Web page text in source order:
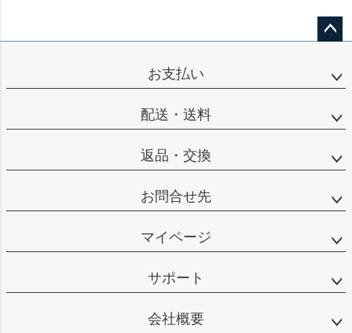
ップ
お支払い
配送・送料
返品・交換
お問合せ先
マイページ
サポート
会社概要